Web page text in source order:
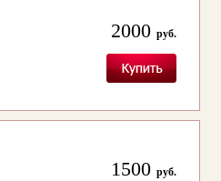
2000 руб.
1500 руб.